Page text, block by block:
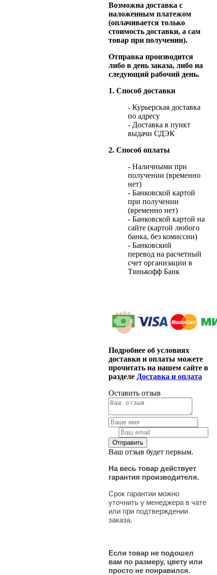
Возможна доставка с
наложенным платежом
(оплачивается только
стоимость доставки, а сам
товар при получении).
Отправка производится
либо в день заказа, либо на
следующий рабочий день.
1. Способ доставки
- Курьерская доставка
по адресу
- Доставка в пункт
выдачи СДЭК
2. Способ оплаты
- Наличными при
получении (временно
нет)
- Банковской картой
при получении
(временно нет)
- Банковской картой на
сайте (картой любого
банка, без комиссии)
- Банковский
перевод на расчетный
счет организации в
Тинькофф Банк
Подробнее об условиях
доставки и оплаты можете
прочитать на нашем сайте в
разделе Доставка и оплата
Оставить отзыв
Ваш отзыв будет первым.
На весь товар действует
гарантия производителя.
Срок гарантии можно
уточнить у менеджера в чате
или при подтверждении
заказа.
Если товар не подошел
вам по размеру, цвету или
просто не понравился.